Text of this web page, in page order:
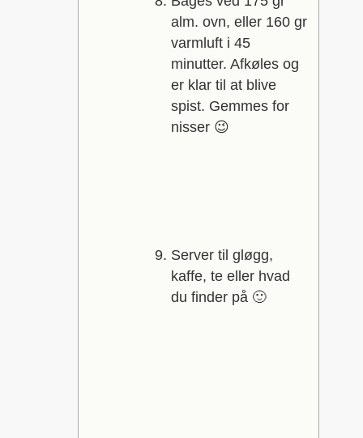
alm. ovn, eller 160 gr
varmluft i 45
minutter. Afkøles og
er klar til at blive
spist. Gemmes for
nisser 😉
Server til gløgg,
kaffe, te eller hvad
du finder på 🙂